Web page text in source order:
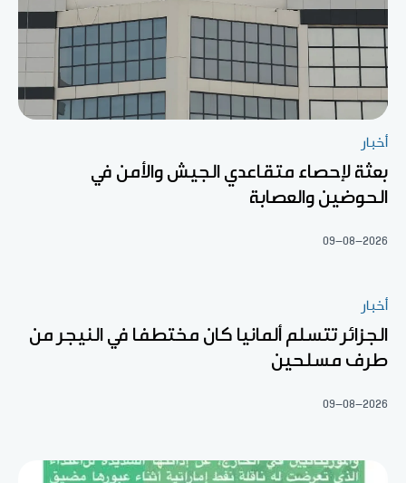
أخبار
بعثة لإحصاء متقاعدي الجيش والأمن في
الحوضين والعصابة
09-08-2026
أخبار
الجزائر تتسلم ألمانيا كان مختطفا في النيجر من
طرف مسلحين
09-08-2026